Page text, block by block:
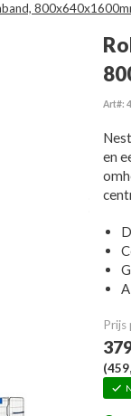
Art#:
en
Prijs
(